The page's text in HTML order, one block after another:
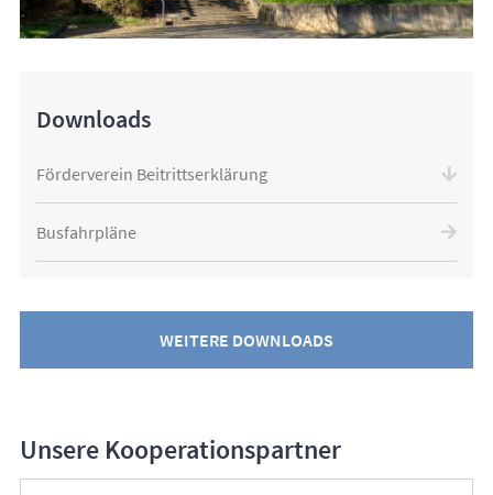
Downloads
Förderverein Beitrittserklärung
Busfahrpläne
WEITERE DOWNLOADS
Unsere Kooperationspartner